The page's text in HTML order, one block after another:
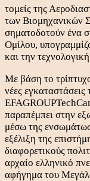
τομείς της
των Βιομηχανικών
σηματοδοτούν ένα
Ομίλου,
και την
Με βάση το
νέες
παραπέμπει στην
μέσω της
εξέλιξη της
διαφορετικούς
αρχαίο ελληνικό
αφήγημα του